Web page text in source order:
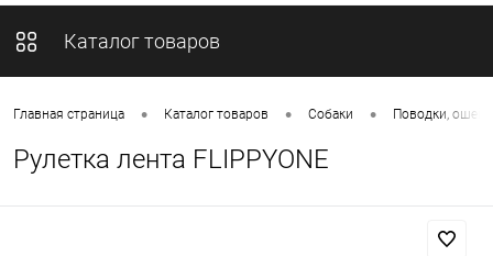
Каталог товаров
Главная страница • Каталог товаров • Собаки • Поводки,
Рулетка лента FLIPPYONE